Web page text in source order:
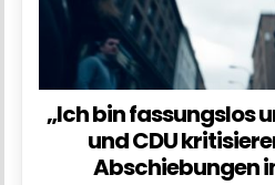
„Ich bin fassungslos
und CDU
Abschiebungen